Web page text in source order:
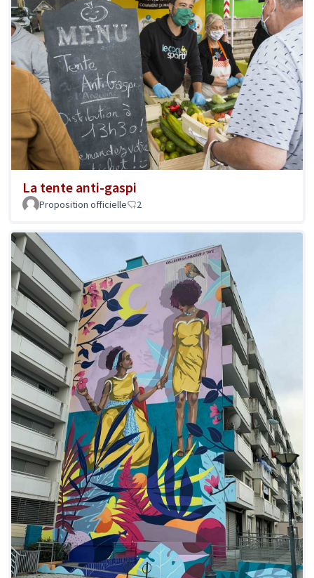
La tente anti-gaspi
Proposition officielle 2